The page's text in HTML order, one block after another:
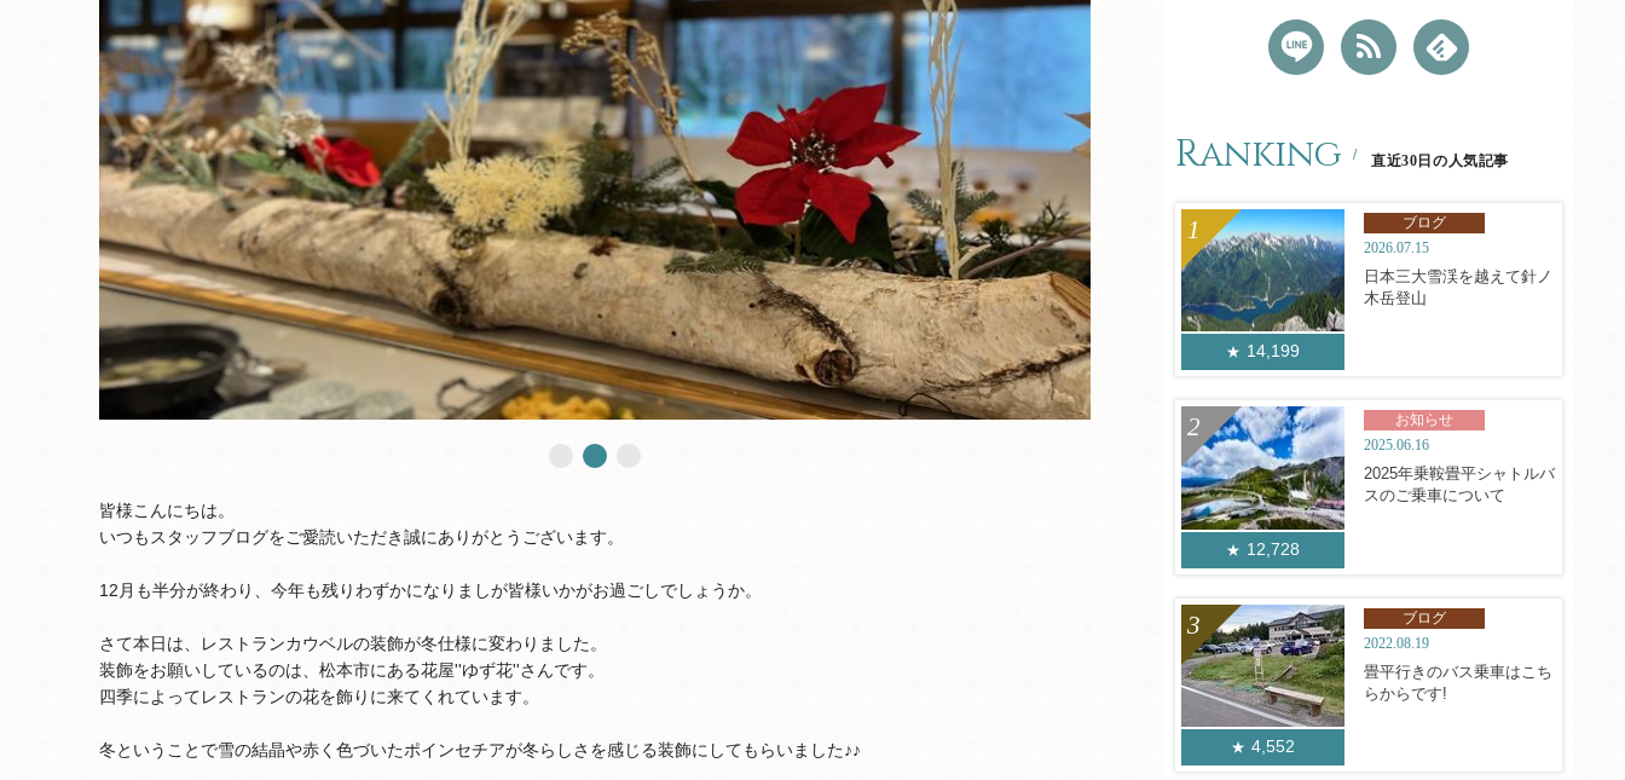
皆様こんにちは。
いつもスタッフブログをご愛読いただき誠にありがとうございます。
12月も半分が終わり、今年も残りわずかになりましが皆様いかがお過ごしでしょうか。
さて本日は、レストランカウベルの装飾が冬仕様に変わりました。
装飾をお願いしているのは、松本市にある花屋''ゆず花''さんです。
四季によってレストランの花を飾りに来てくれています。
冬ということで雪の結晶や赤く色づいたポインセチアが冬らしさを感じる装飾にしてもらいました♪♪
Ranking 直近30日の人気記事
14,199
ブログ
2026.07.15
日本三大雪渓を越えて針ノ
木岳登山
12,728
お知らせ
2025.06.16
2025年乗鞍畳平シャトルバ
スのご乗車について
4,552
ブログ
2022.08.19
畳平行きのバス乗車はこち
らからです!